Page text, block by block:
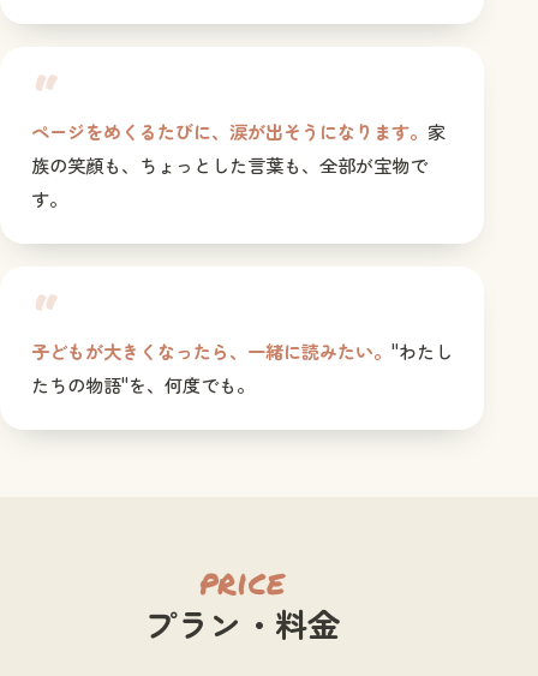
“
ページをめくるたびに、涙が出そうになります。 家
族の笑顔も、ちょっとした言葉も、全部が宝物で
す。
“
子どもが大きくなったら、一緒に読みたい。 "わたし
たちの物語"を、何度でも。
price
プラン・料金